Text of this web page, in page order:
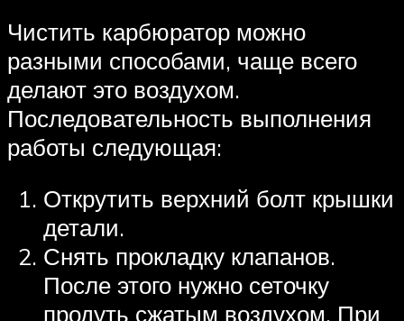
Чистить карбюратор можно
разными способами, чаще всего
делают это воздухом.
Последовательность выполнения
работы следующая:
Открутить верхний болт крышки
детали.
Снять прокладку клапанов.
После этого нужно сеточку
продуть сжатым воздухом. При